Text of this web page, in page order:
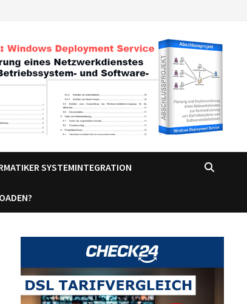
SYSTEMINTEGRATION